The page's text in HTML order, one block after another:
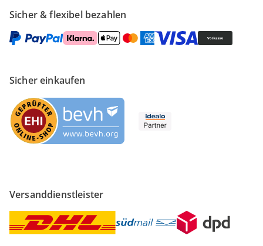
Sicher & flexibel bezahlen
Sicher einkaufen
Versanddienstleister